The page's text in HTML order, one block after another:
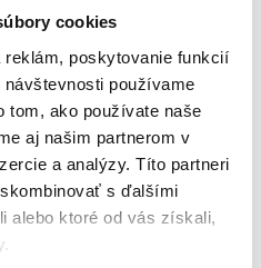
cookies
reklám, poskytovanie funkcií
používame
tom, ako používate naše
aj našim partnerom v
a analýzy. Títo partneri
s ďalšími
alebo ktoré od vás získali,
obľúbených produktov
a cítiť sa dobre vo svojom
rámy? Dobrým riešením sú
hliníkové záclonové tyče sú
hľadáte niečo jednoduché,
záclonové tyče sú dobrou
tyče s